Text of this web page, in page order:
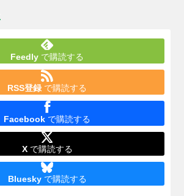
Feedly で購読する
RSS登録 で購読する
Facebook で購読する
Xで購読する
Blueskyで購読する